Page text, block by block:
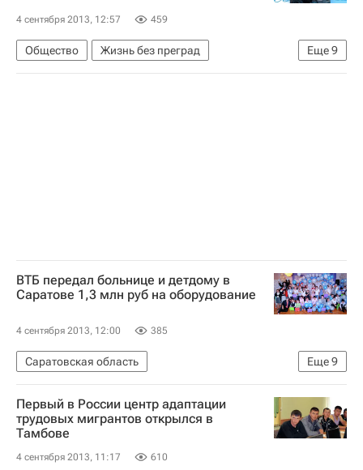
4 сентября 2013, 12:57 459
Еще9
Общество
Жизнь без преград
Ивановская область
Культура
Хабаровск
ВТБ передал больнице и детдому в
Саратове 1,3 млн руб на оборудование
4 сентября 2013, 12:00 385
Еще9
Саратовская область
Новости компаний - Экономика
Жизнь без преград
Экономика
Весь мир
Европа
Детские вопросы
Россия
Первый в России центр адаптации
трудовых мигрантов открылся в
Тамбове
4 сентября 2013, 11:17 610